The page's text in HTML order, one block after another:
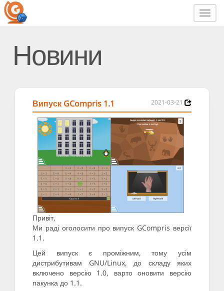
Новини
Випуск GCompris 1.1 2021-03-21
Привіт,
Ми раді оголосити про випуск GCompris версії
1.1.
Цей випуск є проміжним, тому усім
дистрибутивам GNU/Linux, до складу яких
включено версію 1.0, варто оновити версію
пакунка до 1.1.